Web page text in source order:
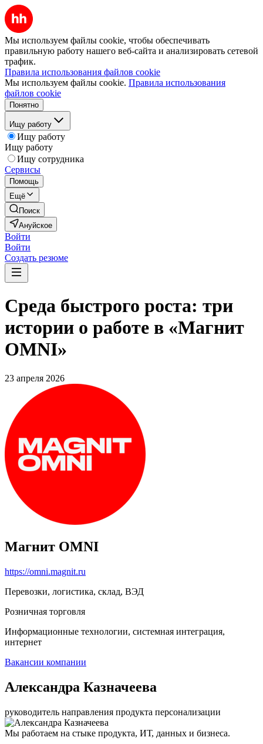
Мы используем файлы cookie, чтобы обеспечивать
правильную работу нашего веб-сайта и анализировать сетевой
трафик.
Правила использования файлов cookie
Мы используем файлы cookie. Правила использования
файлов cookie
Понятно
Ищу работу
Ищу работу
Ищу работу
Ищу сотрудника
Сервисы
Помощь
Ещё
Поиск
Ануйское
Войти
Войти
Создать резюме
Среда быстрого роста: три
истории о работе в «Магнит
OMNI»
23 апреля 2026
Магнит OMNI
https://omni.magnit.ru
Перевозки, логистика, склад, ВЭД
Розничная торговля
Информационные технологии, системная интеграция,
интернет
Вакансии компании
Александра Казначеева
руководитель направления продукта персонализации
Мы работаем на стыке продукта, ИТ, данных и бизнеса.